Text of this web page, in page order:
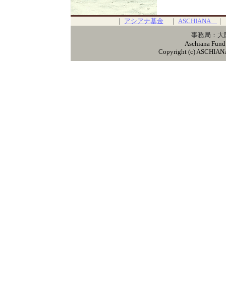
｜ アシアナ基金 ｜ ASCHIANA
事務局：大
Aschiana
Copyright (c)